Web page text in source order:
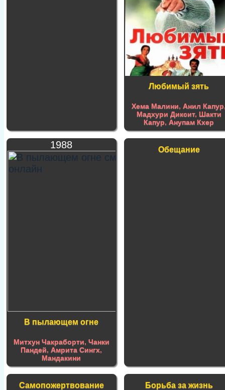
Любимый зять
Хема Малини,Анил Капур
Мадхури Диксит, Шакти
Капур,Анупам Кхер
1988
В пылающем огне
Митхун Чакраборти, Чанки
Пандей,Амрита Сингх,
Мандакини
Обещание
Самопожертвование Борьба за жизнь